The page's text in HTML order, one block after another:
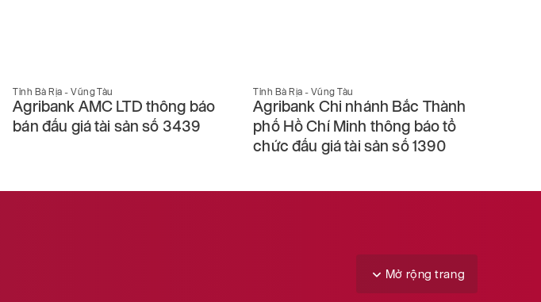
Tỉnh Bà Rịa - Vũng Tàu
Agribank AMC LTD thông báo
bán đấu giá tài sản số 3439
Tỉnh Bà Rịa - Vũng Tàu
Agribank Chi nhánh Bắc Thành
phố Hồ Chí Minh thông báo tổ
chức đấu giá tài sản số 1390
Mở rộng trang